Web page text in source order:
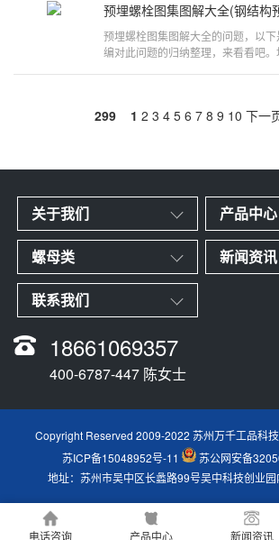
预埋螺栓图集图解大全(钢结构
预埋螺栓图集图解大全的问题，以
编对此问题的归纳整理，来看看吧
299 1 2 3 4 5 6 7 8 9 10 下一
关于我们 产品中心
螺母类 新闻资讯
联系我们
18661069357
400-6787-447 陈女士
Copyright Reserved 2009-2022 苏州万千工品科
苏ICP备15048952号-11
苏公网安备
地址：苏州市吴中区长蠡路99号吴中科技创业园
电话咨询 产品中心 新闻资讯